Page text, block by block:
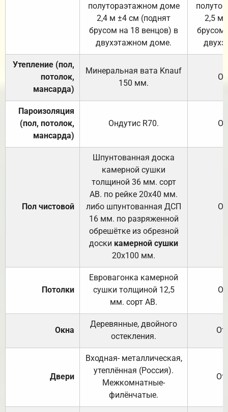
полутораэтажном доме
2,4 м ±4 см (поднят
брусом на 18 венцов) в
двухэтажном доме.
2,5 м
брусом
Утепление (пол,
потолок,
мансарда)
Минеральная вата Knauf
150 мм.
Пароизоляция
(пол, потолок,
мансарда)
Ондутис R70.
Пол чистовой
Шпунтованная доска
камерной сушки
толщиной 36 мм. сорт
АВ. по рейке 20х40 мм.
либо шпунтованная ДСП
16 мм. по разряженной
обрешётке из обрезной
доски камерной сушки
20х100 мм.
Потолки
Евровагонка камерной
сушки толщиной 12,5
мм. сорт АВ.
Окна
Деревянные, двойного
остекления.
Двери
Входная- металлическая,
утеплённая (Россия).
Межкомнатные-
филёнчатые.